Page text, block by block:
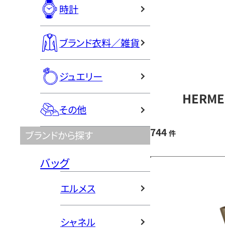
時計
ブランド衣料／雑貨
ジュエリー
その他
ブランドから探す
バッグ
エルメス
シャネル
744 件